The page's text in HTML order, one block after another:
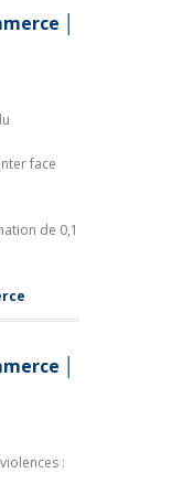
│
face
de 0,1
│
: